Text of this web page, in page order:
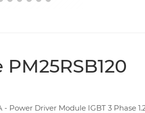
- Power Driver Module IGBT 3 Phase